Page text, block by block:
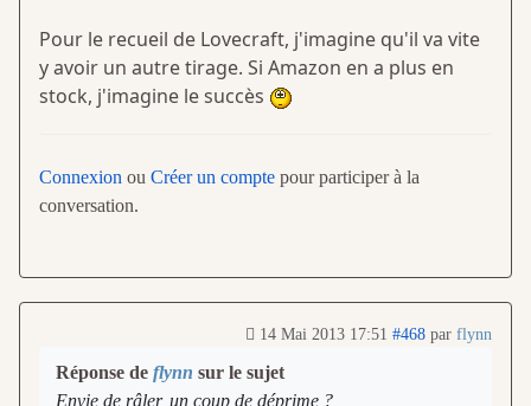
Pour le recueil de Lovecraft, j'imagine qu'il va vite
y avoir un autre tirage. Si Amazon en a plus en
stock, j'imagine le succès
Connexion ou Créer un compte pour participer à la
conversation.
14 Mai 2013 17:51 #468 par flynn
Réponse de flynn sur le sujet
Envie de râler, un coup de déprime ?